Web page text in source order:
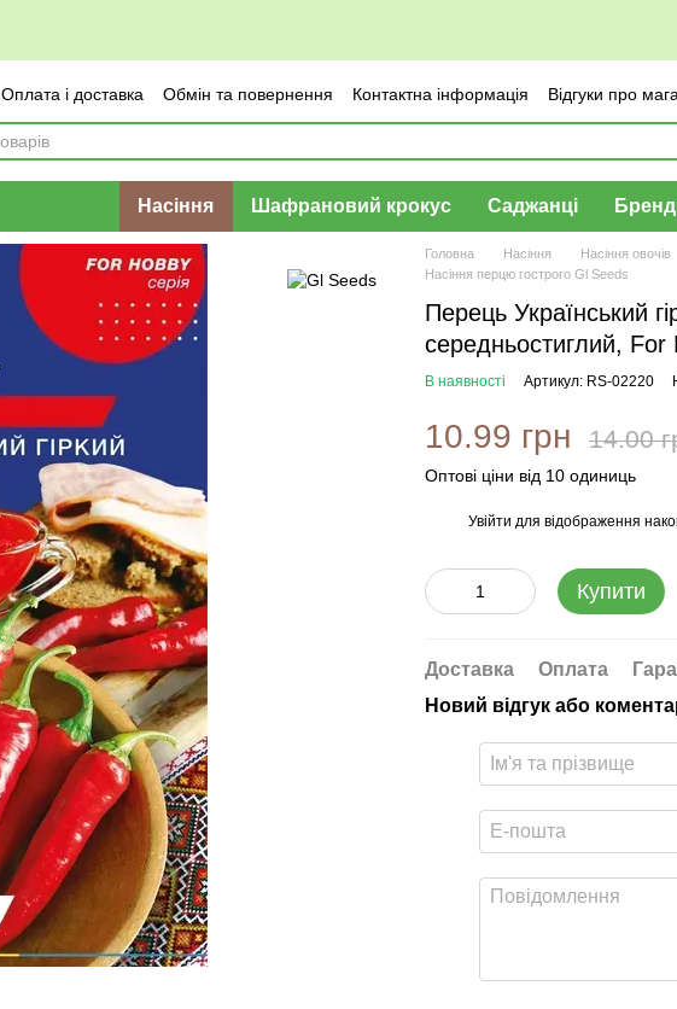
Оплата і доставка Обмін та повернення Контактна інформація Відгуки про
Насіння Шафрановий крокус Саджанці
Головна Насіння Насіння овочів
Насіння перцю гострого Gl Seeds
Перець Український
середньостиглий,
В наявності Артикул: RS-02220
10.99 грн 14.00
Оптові ціни від 10 одиниць
Увійти для відображення
Купити
Доставка Оплата
Новий відгук або